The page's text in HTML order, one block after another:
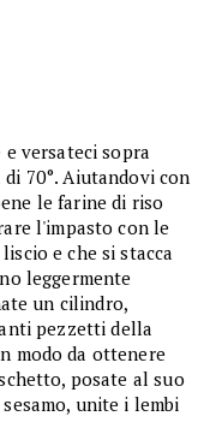
versateci sopra
70°. Aiutandovi con
le farine di riso
l'impasto con le
e che si stacca
leggermente
un cilindro,
pezzetti della
modo da ottenere
posate al suo
unite i lembi